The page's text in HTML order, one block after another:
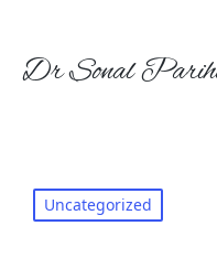
Dr Sonal
Uncategorized